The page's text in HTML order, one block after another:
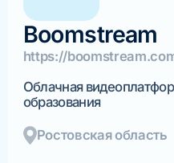
Boomstream
https://
Облачная
образования
Ростовская область